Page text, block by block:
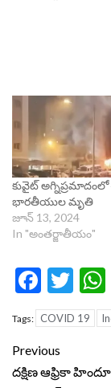
కువైట్‌
భారతీయుల మృతి
జూన్ 13, 2024
In "అంతర్జాతీయం"
Tags: COVID 19
Continue
Reading
Previous
దక్షిణ ఆఫ్రికా